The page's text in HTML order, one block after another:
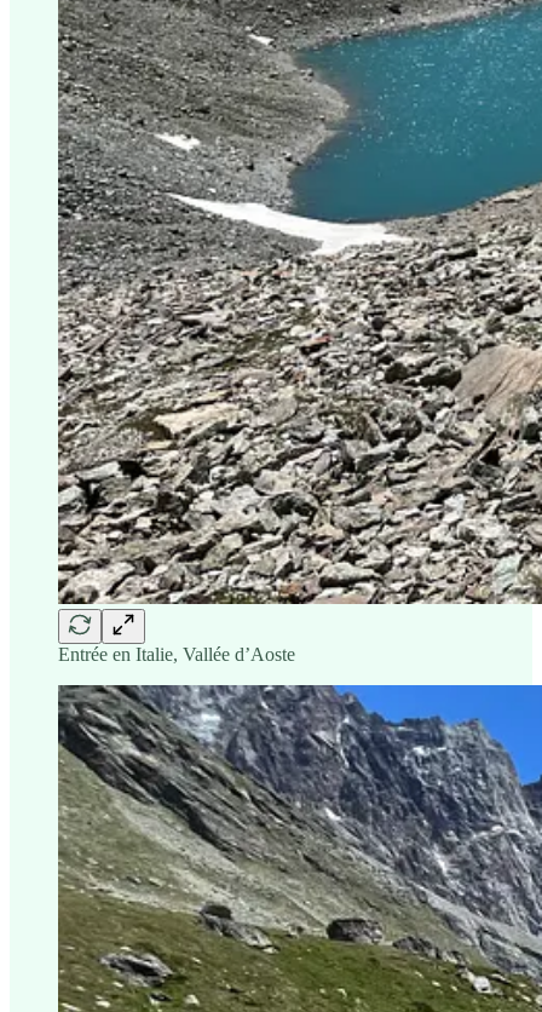
Entrée en Italie, Vallée d’Aoste